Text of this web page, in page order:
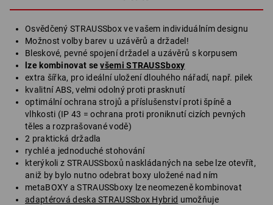
Osvědčený STRAUSSbox ve vašem individuálním designu
Možnost volby barev u uzávěrů a držadel!
Bleskové, pevné spojení držadel a uzávěrů s korpusem
lze kombinovat sevšemi STRAUSSboxy
extra šířka, pro ideální uložení dlouhého nářadí, např. pilek
kvalitní ABS, velmi odolný proti prasknutí
optimální ochrana strojů a příslušenství proti špíně a
vlhkosti (IP 43 = ochrana proti proniknutí cizích pevných
těles a rozprašované vodě)
2 praktická držadla
rychlé a jednoduché stohování
kterýkoli z STRAUSSboxů naskládaných na sebe lze otevřít,
aniž by bylo nutno odebrat boxy uložené nad ním
metaBOXY a STRAUSSboxy lze neomezeně kombinovat
adaptérová deska STRAUSSbox Hybrid umožňuje